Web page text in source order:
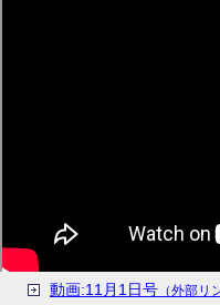
動画:11月1日号 （外部リ